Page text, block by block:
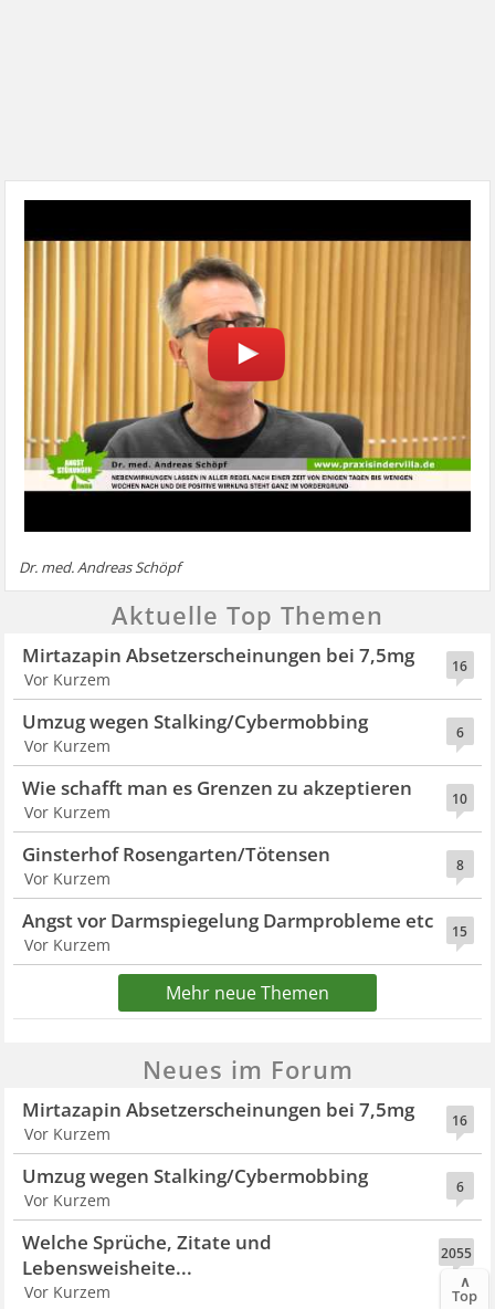
Dr. med. Andreas Schöpf
Aktuelle Top Themen
16
Mirtazapin Absetzerscheinungen bei 7,5mg
Vor Kurzem
6
Umzug wegen Stalking/Cybermobbing
Vor Kurzem
10
Wie schafft man es Grenzen zu akzeptieren
Vor Kurzem
8
Ginsterhof Rosengarten/Tötensen
Vor Kurzem
15
Angst vor Darmspiegelung Darmprobleme etc
Vor Kurzem
Mehr neue Themen
Neues im Forum
16
Mirtazapin Absetzerscheinungen bei 7,5mg
Vor Kurzem
6
Umzug wegen Stalking/Cybermobbing
Vor Kurzem
2055
Welche Sprüche, Zitate und
Lebensweisheite...
Vor Kurzem ∧
Top